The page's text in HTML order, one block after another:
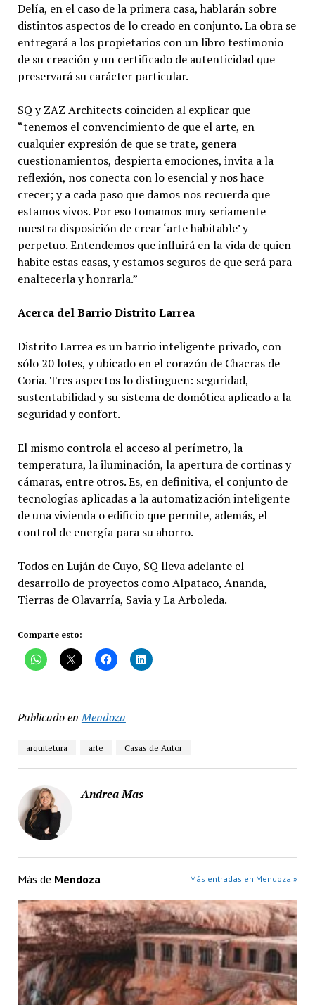
Delía, en el caso de la primera casa, hablarán sobre
distintos aspectos de lo creado en conjunto. La obra se
entregará a los propietarios con un libro testimonio
de su creación y un certificado de autenticidad que
preservará su carácter particular.
SQ y ZAZ Architects coinciden al explicar que
“tenemos el convencimiento de que el arte, en
cualquier expresión de que se trate, genera
cuestionamientos, despierta emociones, invita a la
reflexión, nos conecta con lo esencial y nos hace
crecer; y a cada paso que damos nos recuerda que
estamos vivos. Por eso tomamos muy seriamente
nuestra disposición de crear ‘arte habitable’ y
perpetuo. Entendemos que influirá en la vida de quien
habite estas casas, y estamos seguros de que será para
enaltecerla y honrarla.”
Acerca del Barrio Distrito Larrea
Distrito Larrea es un barrio inteligente privado, con
sólo 20 lotes, y ubicado en el corazón de Chacras de
Coria. Tres aspectos lo distinguen: seguridad,
sustentabilidad y su sistema de domótica aplicado a la
seguridad y confort.
El mismo controla el acceso al perímetro, la
temperatura, la iluminación, la apertura de cortinas y
cámaras, entre otros. Es, en definitiva, el conjunto de
tecnologías aplicadas a la automatización inteligente
de una vivienda o edificio que permite, además, el
control de energía para su ahorro.
Todos en Luján de Cuyo, SQ lleva adelante el
desarrollo de proyectos como Alpataco, Ananda,
Tierras de Olavarría, Savia y La Arboleda.
Comparte esto:
Publicado en Mendoza
arquitetura arte Casas de Autor
Andrea Mas
Más de Mendoza Más entradas en Mendoza »